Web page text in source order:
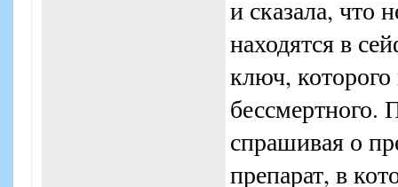
и сказала, что
находятся в
ключ,
бессмертного.
спрашивая о
препарат, в